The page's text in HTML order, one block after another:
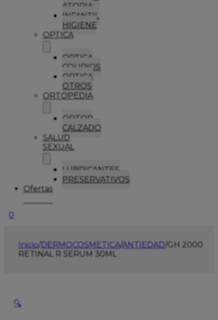
ATOPIA
INFANTIL
HIGIENE
OPTICA
OPTICA
COLIRIOS
OPTICA
OTROS
ORTOPEDIA
ORTOP
CALZADO
SALUD
SEXUAL
LUBRICANTES
PRESERVATIVOS
Ofertas
0
Inicio/DERMOCOSMETICA/ANTIEDAD/GH 2000
RETINAL R SERUM 30ML
🔍